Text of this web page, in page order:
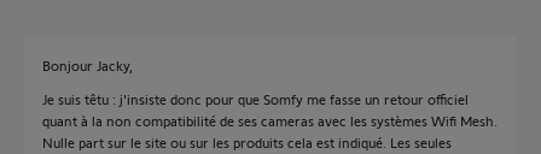
Bonjour Jacky,
Je suis têtu : j'insiste donc pour que Somfy me fasse un retour officiel
quant à la non compatibilité de ses cameras avec les systèmes Wifi Mesh.
Nulle part sur le site ou sur les produits cela est indiqué. Les seules